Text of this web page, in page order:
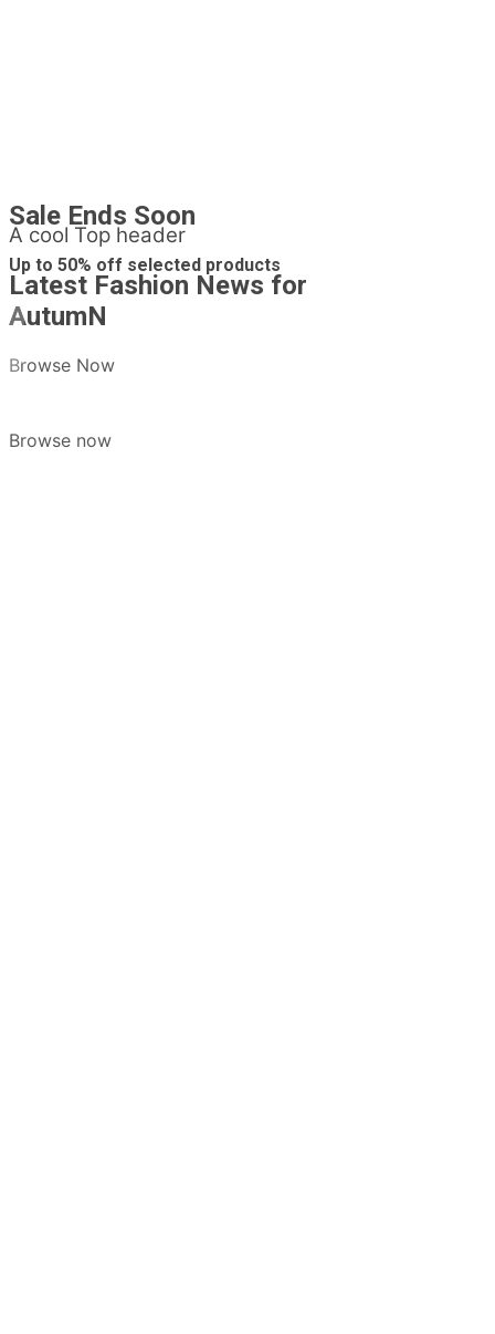
A cool Top header
Latest Fashion News for
AutumN
Browse Now
Sale Ends Soon
Up to 50% off selected products
Browse now